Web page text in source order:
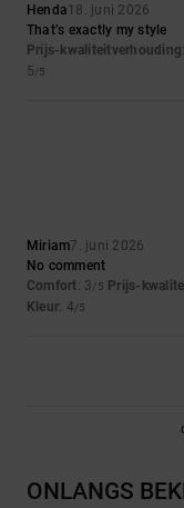
Henda18. juni 2026
That’s exactly my style
Prijs-kwaliteitverhouding
5/5
Miriam7. juni 2026
No comment
Comfort: 3/5 Prijs-
Kleur: 4/5
ONLANGS